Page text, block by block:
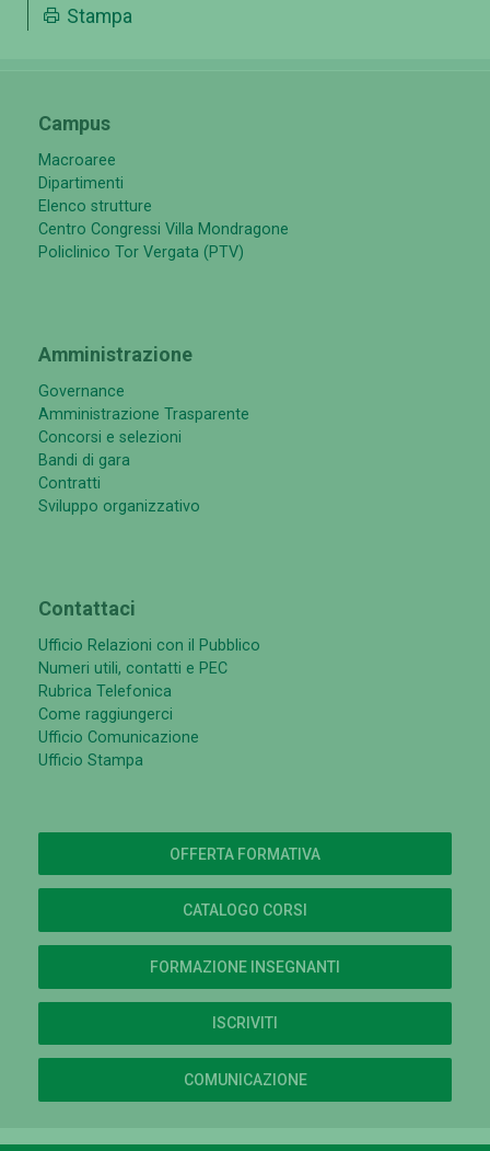
Stampa
Campus
Macroaree
Dipartimenti
Elenco strutture
Centro Congressi Villa Mondragone
Policlinico Tor Vergata (PTV)
Amministrazione
Governance
Amministrazione Trasparente
Concorsi e selezioni
Bandi di gara
Contratti
Sviluppo organizzativo
Contattaci
Ufficio Relazioni con il Pubblico
Numeri utili, contatti e PEC
Rubrica Telefonica
Come raggiungerci
Ufficio Comunicazione
Ufficio Stampa
OFFERTA FORMATIVA
CATALOGO CORSI
FORMAZIONE INSEGNANTI
ISCRIVITI
COMUNICAZIONE